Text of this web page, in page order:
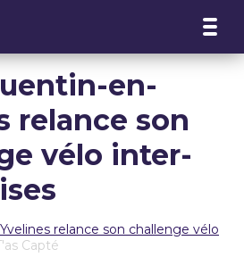
en-
relance son
vélo inter-
relance son challenge vélo
Capté
cookies